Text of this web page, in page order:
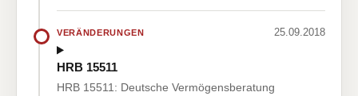
VERÄNDERUNGEN 25.09.2018
HRB 15511
HRB 15511: Deutsche Vermögensberatung